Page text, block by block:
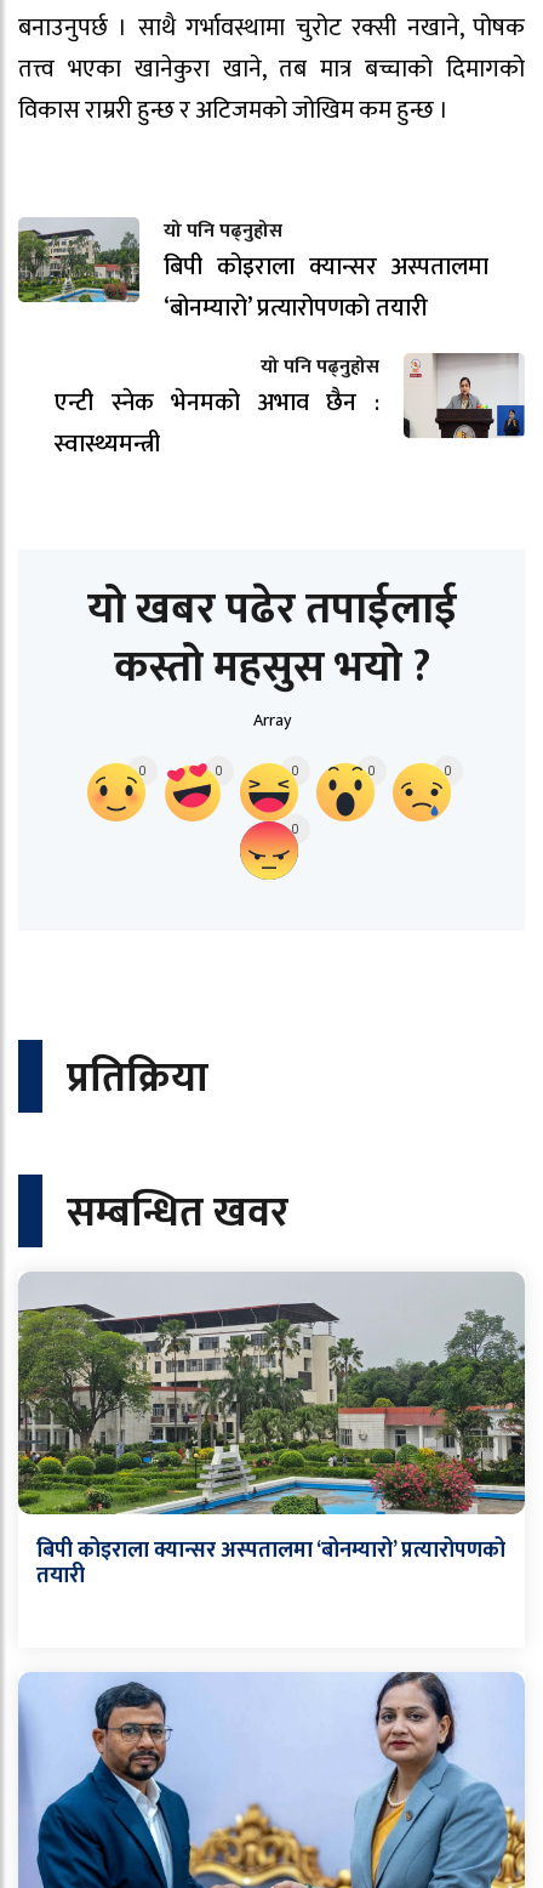
बनाउनुपर्छ । साथै गर्भावस्थामा चुरोट रक्सी नखाने, पोषक
तत्त्व भएका खानेकुरा खाने, तब मात्र बच्चाको दिमागको
विकास राम्ररी हुन्छ र अटिजमको जोखिम कम हुन्छ ।
यो पनि पढ्नुहोस
बिपी कोइराला क्यान्सर अस्पतालमा
‘बोनम्यारो’ प्रत्यारोपणको तयारी
यो पनि पढ्नुहोस
एन्टी स्नेक भेनमको अभाव छैन :
स्वास्थ्यमन्त्री
यो खबर पढेर तपाईलाई
कस्तो महसुस भयो ?
Array
0 0 0 0 0
0
प्रतिक्रिया
सम्बन्धित खवर
बिपी कोइराला क्यान्सर अस्पतालमा ‘बोनम्यारो’ प्रत्यारोपणको
तयारी